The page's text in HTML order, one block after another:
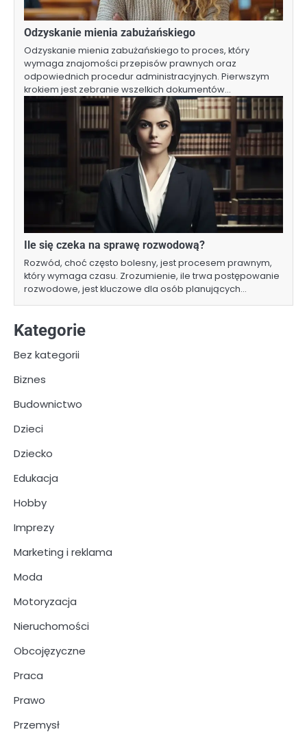
Odzyskanie mienia zabużańskiego
Odzyskanie mienia zabużańskiego to proces, który
wymaga znajomości przepisów prawnych oraz
odpowiednich procedur administracyjnych. Pierwszym
krokiem jest zebranie wszelkich dokumentów…
Ile się czeka na sprawę rozwodową?
Rozwód, choć często bolesny, jest procesem prawnym,
który wymaga czasu. Zrozumienie, ile trwa postępowanie
rozwodowe, jest kluczowe dla osób planujących…
Kategorie
Bez kategorii
Biznes
Budownictwo
Dzieci
Dziecko
Edukacja
Hobby
Imprezy
Marketing i reklama
Moda
Motoryzacja
Nieruchomości
Obcojęzyczne
Praca
Prawo
Przemysł